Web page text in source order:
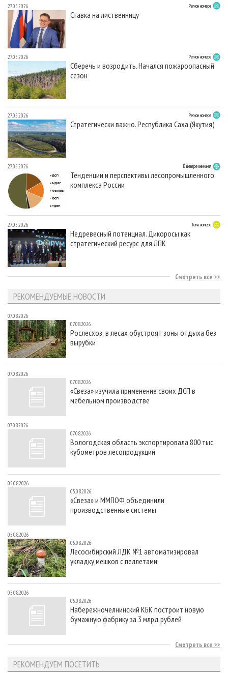
27.05.2026 Регион номера
Ставка на лиственницу
27.05.2026 Регион номера
Сберечь и возродить. Начался пожароопасный
сезон
27.05.2026 Регион номера
Стратегически важно. Республика Саха (Якутия)
27.05.2026 В центре внимания
Тенденции и перспективы лесопромышленного
комплекса России
27.05.2026 Тема номера
Недревесный потенциал. Дикоросы как
стратегический ресурс для ЛПК
Смотреть все
РЕКОМЕНДУЕМЫЕ НОВОСТИ
07.08.2026
07.08.2026
Рослесхоз: в лесах обустроят зоны отдыха без
вырубки
07.08.2026
07.08.2026
«Свеза» изучила применение своих ДСП в
мебельном производстве
07.08.2026
07.08.2026
Вологодская область экспортировала 800 тыс.
кубометров лесопродукции
05.08.2026
05.08.2026
«Свеза» и ММПОФ объединили
производственные системы
05.08.2026
05.08.2026
Лесосибирский ЛДК №1 автоматизировал
укладку мешков с пеллетами
05.08.2026
05.08.2026
Набережночелнинский КБК построит новую
бумажную фабрику за 3 млрд рублей
Смотреть все
РЕКОМЕНДУЕМ ПОСЕТИТЬ